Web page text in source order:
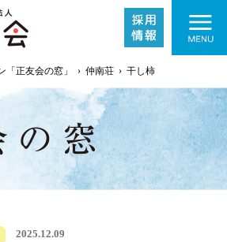
「正友会の窓」 › 仲南荘› 干し柿
2025.12.09